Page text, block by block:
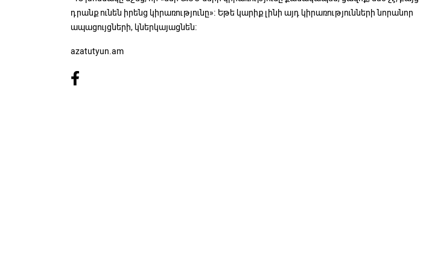
դրանք ունեն իրենց կիրառությունը»։ Եթե կարիք լինի այդ կիրառությունների նորանոր
ապացույցների, կներկայացնեն։
azatutyun.am